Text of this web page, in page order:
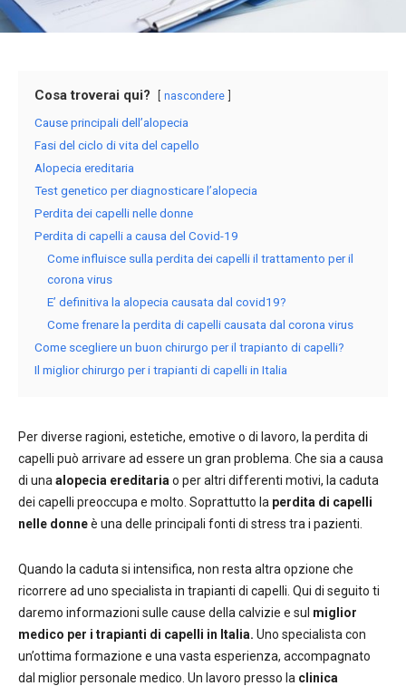
Cosa troverai qui? nascondere
Cause principali dell’alopecia
Fasi del ciclo di vita del capello
Alopecia ereditaria
Test genetico per diagnosticare l’alopecia
Perdita dei capelli nelle donne
Perdita di capelli a causa del Covid-19
Come influisce sulla perdita dei capelli il trattamento per il
corona virus
E’ definitiva la alopecia causata dal covid19?
Come frenare la perdita di capelli causata dal corona virus
Come scegliere un buon chirurgo per il trapianto di capelli?
Il miglior chirurgo per i trapianti di capelli in Italia
Per diverse ragioni, estetiche, emotive o di lavoro, la perdita di
capelli può arrivare ad essere un gran problema. Che sia a causa
di una alopecia ereditaria o per altri differenti motivi, la caduta
dei capelli preoccupa e molto. Soprattutto la perdita di capelli
nelle donneè una delle principali fonti di stress tra i pazienti.
Quando la caduta si intensifica, non resta altra opzione che
ricorrere ad uno specialista in trapianti di capelli. Qui di seguito ti
daremo informazioni sulle cause della calvizie e sul miglior
medico per i trapianti di capelli in Italia. Uno specialista con
un’ottima formazione e una vasta esperienza, accompagnato
dal miglior personale medico. Un lavoro presso la clinica